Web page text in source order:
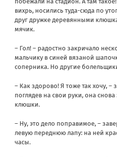
вихрь, носились туда-сюда по
друг дружке деревянными
мячик.
– Гол! – радостно закричало
мальчику в синей вязаной
соперника. Но другие
– Как здорово! Я тоже так хочу, –
поглядев на свои руки, она
клюшки.
– Ну, это дело поправимое, –
левую переднюю лапу: на ней
часы.